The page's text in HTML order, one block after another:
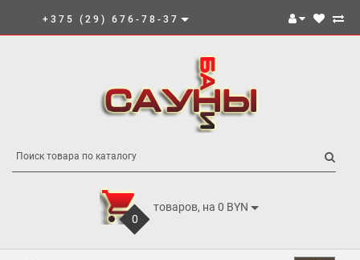
+375 (29) 676-78-37
0
товаров, на 0 BYN